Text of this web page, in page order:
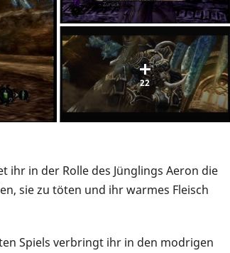
22
in der Rolle des Jünglings Aeron die
sie zu töten und ihr warmes Fleisch
Spiels verbringt ihr in den modrigen